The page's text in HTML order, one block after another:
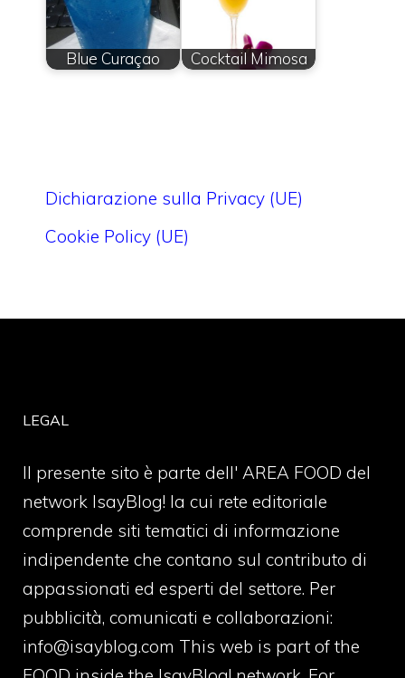
Blue Curaçao Cocktail Mimosa
Dichiarazione sulla Privacy (UE)
Cookie Policy (UE)
LEGAL
Il presente sito è parte dell' AREA FOOD del
network IsayBlog! la cui rete editoriale
comprende siti tematici di informazione
indipendente che contano sul contributo di
appassionati ed esperti del settore. Per
pubblicità, comunicati e collaborazioni:
info@isayblog.com This web is part of the